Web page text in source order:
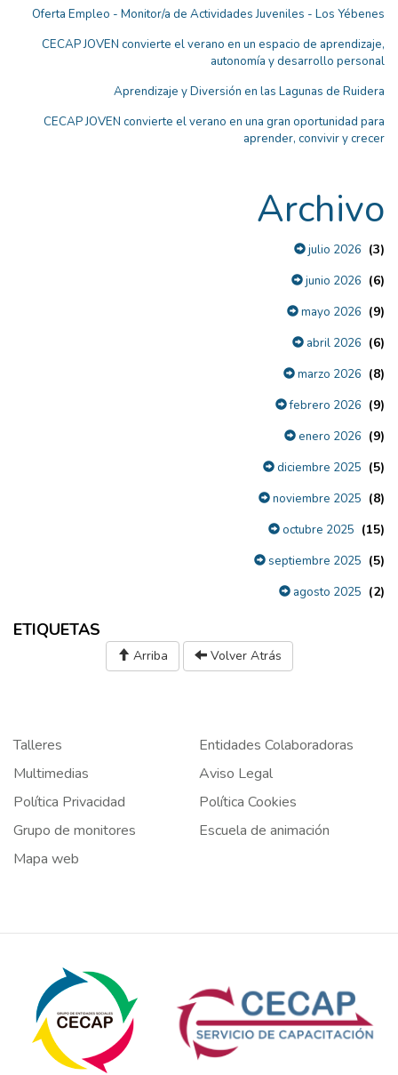
Oferta Empleo - Monitor/a de Actividades Juveniles - Los Yébenes
CECAP JOVEN convierte el verano en un espacio de aprendizaje,
autonomía y desarrollo personal
Aprendizaje y Diversión en las Lagunas de Ruidera
CECAP JOVEN convierte el verano en una gran oportunidad para
aprender, convivir y crecer
Archivo
julio 2026 (3)
junio 2026 (6)
mayo 2026 (9)
abril 2026 (6)
marzo 2026 (8)
febrero 2026 (9)
enero 2026 (9)
diciembre 2025 (5)
noviembre 2025 (8)
octubre 2025 (15)
septiembre 2025 (5)
agosto 2025 (2)
ETIQUETAS
Arriba Volver Atrás
Talleres
Entidades Colaboradoras
Multimedias
Aviso Legal
Política Privacidad
Política Cookies
Grupo de monitores
Escuela de animación
Mapa web